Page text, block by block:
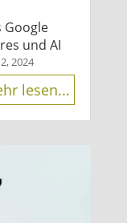
Google
und AI
2024
lesen...